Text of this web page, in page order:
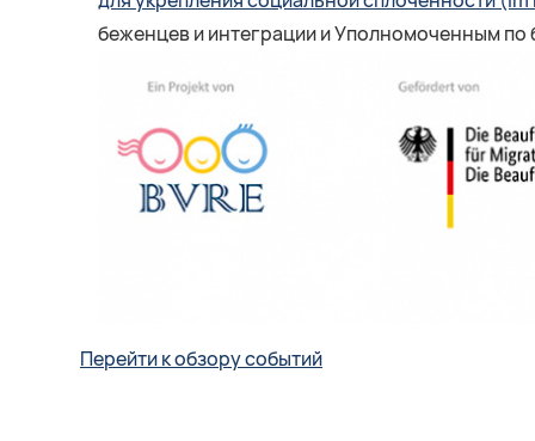
беженцев и интеграции и Уполномоченным по
Перейти к обзору событий